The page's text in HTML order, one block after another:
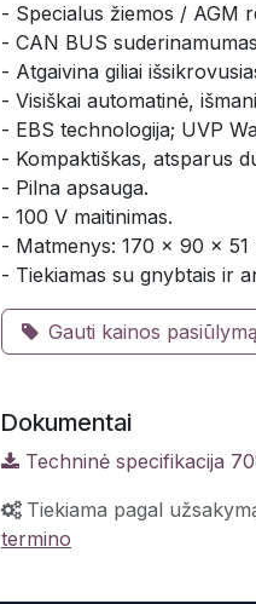
- Specialus žiemos / AGM
- CAN BUS
- Atgaivina giliai
- Visiškai automatinė,
- EBS technologija; UVP
- Kompaktiškas, atsparus
- Pilna apsauga.
- 100 V maitinimas.
- Matmenys: 170 x 90 x
- Tiekiamas su gnybtais ir
Gauti kainos pasiūlymą
Dokumentai
Techninė specifikacija
Tiekiama pagal
termino